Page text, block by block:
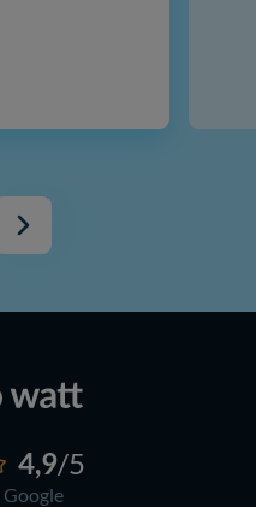
4,9/5
Google